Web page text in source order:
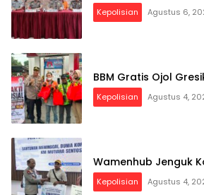
Kepolisian Agustus 6,
BBM Gratis Ojol
Kepolisian Agustus 4,
Wamenhub Jenguk
Kepolisian Agustus 4,